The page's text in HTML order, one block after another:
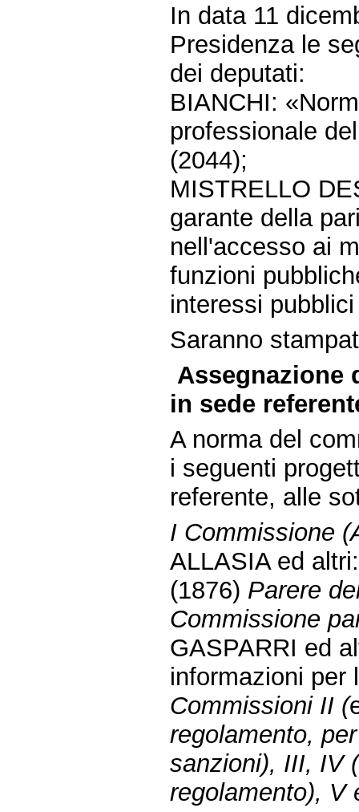
In data 11
Presidenza le
dei deputati:
BIANCHI:
professionale
(2044);
MISTRELLO
garante della
nell'accesso ai
funzioni
interessi
Saranno
Assegnazione
in sede
A norma del
i seguenti
referente, alle
I Commissione
ALLASIA ed
(1876) Parere
Commissione
GASPARRI ed
informazioni
Commissioni II (
regolamento,
sanzioni), III, IV (
regolamento), V